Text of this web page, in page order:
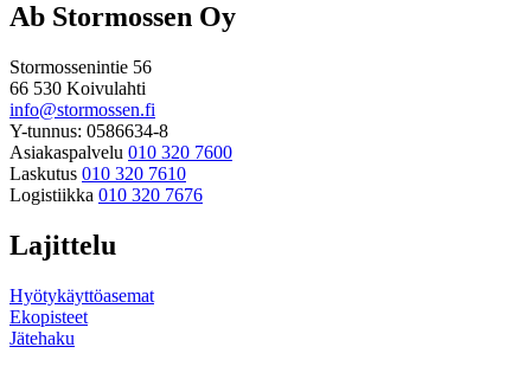
Ab Stormossen Oy
Stormossenintie 56
66 530 Koivulahti
info@stormossen.fi
Y-tunnus: 0586634-8
Asiakaspalvelu 010 320 7600
Laskutus 010 320 7610
Logistiikka 010 320 7676
Lajittelu
Hyötykäyttöasemat
Ekopisteet
Jätehaku